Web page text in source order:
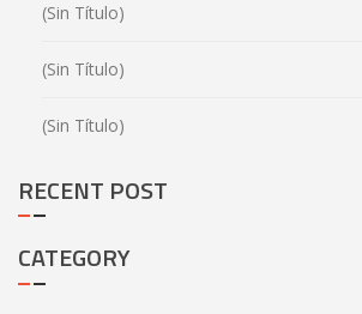
(sin Título)
(sin Título)
(sin Título)
RECENT POST
CATEGORY